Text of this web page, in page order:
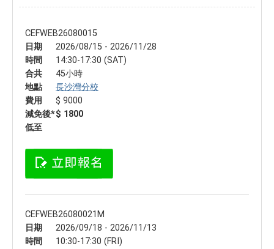
CEFWEB26080015
日期
2026/08/15 - 2026/11/28
時間
14:30-17:30 (SAT)
合共
45小時
地點
長沙灣分校
費用
$ 9000
減免後*
低至
$ 1800
CEFWEB26080021M
日期
2026/09/18 - 2026/11/13
時間
10:30-17:30 (FRI)